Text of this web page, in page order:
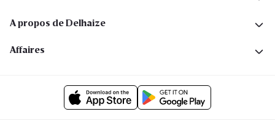
A propos de Delhaize
Affaires